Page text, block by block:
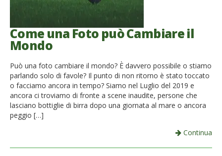
Come una Foto può Cambiare il
Mondo
Può una foto cambiare il mondo? È davvero possibile o stiamo
parlando solo di favole? Il punto di non ritorno è stato toccato
o facciamo ancora in tempo? Siamo nel Luglio del 2019 e
ancora ci troviamo di fronte a scene inaudite, persone che
lasciano bottiglie di birra dopo una giornata al mare o ancora
peggio […]
Continua